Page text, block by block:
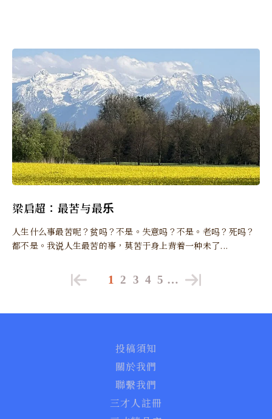
梁启超：最苦与最乐
人生什么事最苦呢？贫吗？不是。失意吗？不是。老吗？死吗？
都不是。我说人生最苦的事，莫苦于身上背着一种未了...
1 2 3 4 5 …
投稿須知
關於我們
聯繫我們
三才人註冊